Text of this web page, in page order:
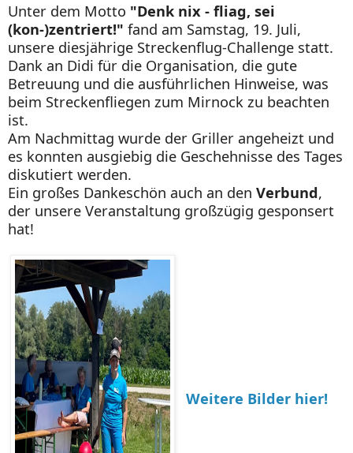
Unter dem Motto "Denk nix - fliag, sei
(kon-)zentriert!" fand am Samstag, 19. Juli,
unsere diesjährige Streckenflug-Challenge statt.
Dank an Didi für die Organisation, die gute
Betreuung und die ausführlichen Hinweise, was
beim Streckenfliegen zum Mirnock zu beachten
ist.
Am Nachmittag wurde der Griller angeheizt und
es konnten ausgiebig die Geschehnisse des Tages
diskutiert werden.
Ein großes Dankeschön auch an den Verbund,
der unsere Veranstaltung großzügig gesponsert
hat!
Weitere Bilder hier!